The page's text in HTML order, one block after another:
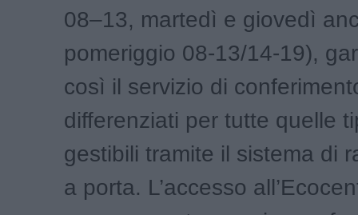
08–13, martedì e giovedì
pomeriggio 08-13/14-19),
così il servizio di
differenziati per tutte quelle
gestibili tramite il sistema di
a porta. L’accesso